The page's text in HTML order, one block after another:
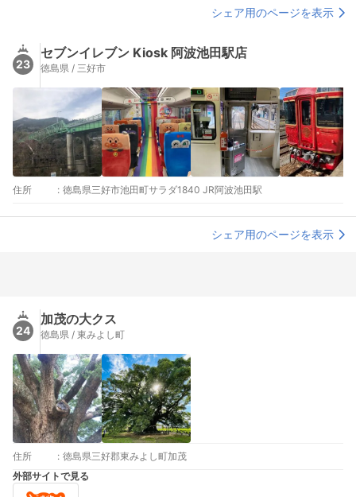
シェア用のページを表示
23
セブンイレブン Kiosk 阿波池田駅店
徳島県 / 三好市
住所 : 徳島県三好市池田町サラダ1840 JR阿波池田駅
シェア用のページを表示
24
加茂の大クス
徳島県 / 東みよし町
住所 : 徳島県三好郡東みよし町加茂
外部サイトで見る